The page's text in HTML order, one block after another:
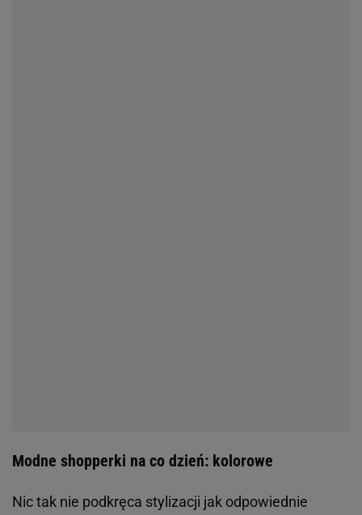
Modne shopperki na co dzień: kolorowe
Nic tak nie podkręca stylizacji jak odpowiednie